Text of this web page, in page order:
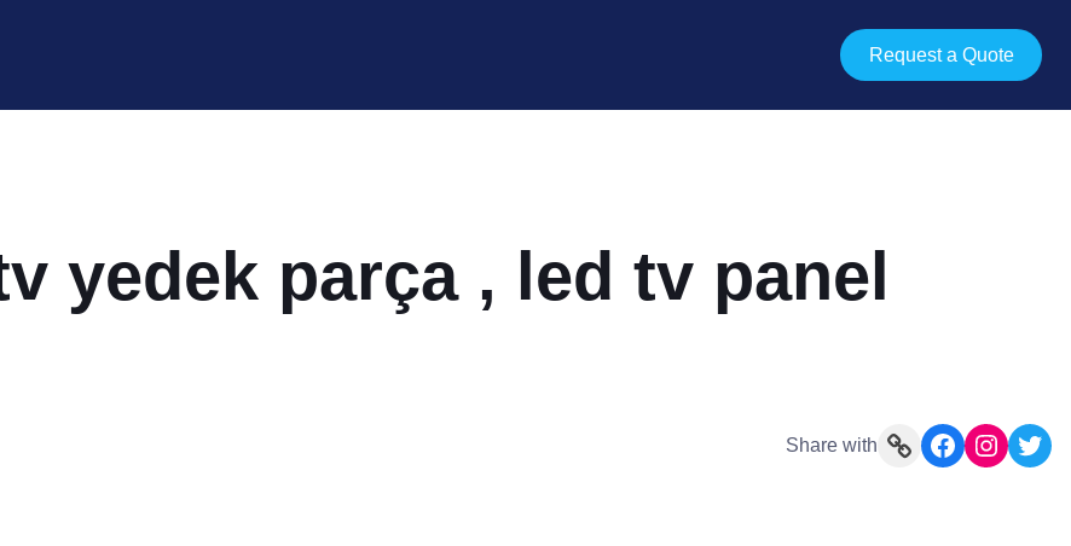
Request a Quote
yedek parça , led tv panel
Share with Link Facebook Instagram Twitter